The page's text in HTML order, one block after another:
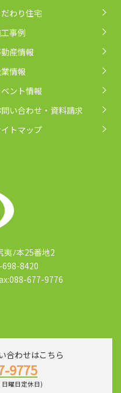
だわり住宅
事例
産情報
情報
ント情報
問い合わせ・資料請求
トマップ
夷ﾉ本25番地2
8420
677-9776
合わせはこちら
9775
曜日定休日)